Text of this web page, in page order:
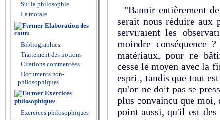
Sur la philosophie
La morale
Elaboration des
cours
Bibliographies
Traitement des notions
Citations commentées
Documents non-
philosophiques
Exercices
philosophiques
Exercices philosophiques
"Bannir entièrement
serait nous réduire aux
serviraient les
moindre conséquence
matériaux, pour ne
cesse le moyen avec la
esprit, tandis que tout
qu'on ne doit pas se
plus convaincu que moi,
point aussi, qu'il est des